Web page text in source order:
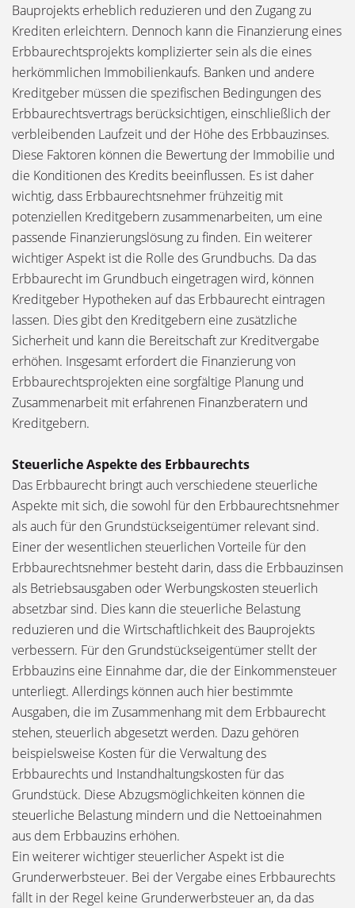
Bauprojekts erheblich reduzieren und den Zugang zu
Krediten erleichtern. Dennoch kann die Finanzierung eines
Erbbaurechtsprojekts komplizierter sein als die eines
herkömmlichen Immobilienkaufs. Banken und andere
Kreditgeber müssen die spezifischen Bedingungen des
Erbbaurechtsvertrags berücksichtigen, einschließlich der
verbleibenden Laufzeit und der Höhe des Erbbauzinses.
Diese Faktoren können die Bewertung der Immobilie und
die Konditionen des Kredits beeinflussen. Es ist daher
wichtig, dass Erbbaurechtsnehmer frühzeitig mit
potenziellen Kreditgebern zusammenarbeiten, um eine
passende Finanzierungslösung zu finden. Ein weiterer
wichtiger Aspekt ist die Rolle des Grundbuchs. Da das
Erbbaurecht im Grundbuch eingetragen wird, können
Kreditgeber Hypotheken auf das Erbbaurecht eintragen
lassen. Dies gibt den Kreditgebern eine zusätzliche
Sicherheit und kann die Bereitschaft zur Kreditvergabe
erhöhen. Insgesamt erfordert die Finanzierung von
Erbbaurechtsprojekten eine sorgfältige Planung und
Zusammenarbeit mit erfahrenen Finanzberatern und
Kreditgebern.
Steuerliche Aspekte des Erbbaurechts
Das Erbbaurecht bringt auch verschiedene steuerliche
Aspekte mit sich, die sowohl für den Erbbaurechtsnehmer
als auch für den Grundstückseigentümer relevant sind.
Einer der wesentlichen steuerlichen Vorteile für den
Erbbaurechtsnehmer besteht darin, dass die Erbbauzinsen
als Betriebsausgaben oder Werbungskosten steuerlich
absetzbar sind. Dies kann die steuerliche Belastung
reduzieren und die Wirtschaftlichkeit des Bauprojekts
verbessern. Für den Grundstückseigentümer stellt der
Erbbauzins eine Einnahme dar, die der Einkommensteuer
unterliegt. Allerdings können auch hier bestimmte
Ausgaben, die im Zusammenhang mit dem Erbbaurecht
stehen, steuerlich abgesetzt werden. Dazu gehören
beispielsweise Kosten für die Verwaltung des
Erbbaurechts und Instandhaltungskosten für das
Grundstück. Diese Abzugsmöglichkeiten können die
steuerliche Belastung mindern und die Nettoeinahmen
aus dem Erbbauzins erhöhen.
Ein weiterer wichtiger steuerlicher Aspekt ist die
Grunderwerbsteuer. Bei der Vergabe eines Erbbaurechts
fällt in der Regel keine Grunderwerbsteuer an, da das